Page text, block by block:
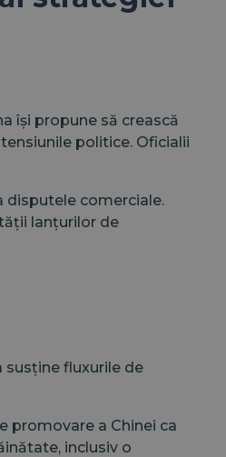
își propune să crească
politice. Oficialii
disputele comerciale.
lanțurilor de
susține fluxurile de
promovare a Chinei ca
inclusiv o